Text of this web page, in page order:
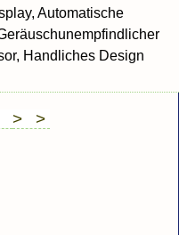
Automatische
Handliches Design
> >